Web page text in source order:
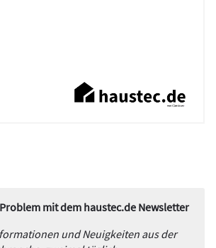
mit dem haustec.de Newsletter
und Neuigkeiten aus der